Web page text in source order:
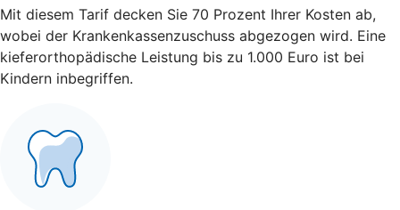
Mit diesem Tarif decken Sie 70 Prozent Ihrer Kosten ab,
wobei der Krankenkassenzuschuss abgezogen wird. Eine
kieferorthopädische Leistung bis zu 1.000 Euro ist bei
Kindern inbegriffen.